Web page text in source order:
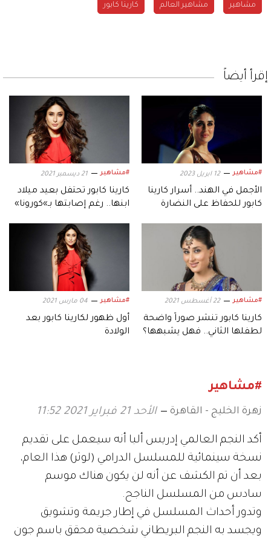
مشاهير مشاهير العالم كارينا كابور
إقرأ أيضاً
#مشاهير 12 ابريل 2023
الأجمل في الهند.. أسرار كارينا
كابور للحفاظ على النضارة
#مشاهير 21 ديسمبر 2021
كارينا كابور تحتفل بعيد ميلاد
ابنها.. رغم إصابتها بـ»كورونا»
#مشاهير 22 أغسطس 2021
كارينا كابور تنشر صوراً واضحة
لطفلها الثاني.. فهل يشبهها؟
#مشاهير 04 مارس 2021
أول ظهور لكارينا كابور بعد
الولادة
#مشاهير
زهرة الخليج - القاهرة الأحد 21 فبراير 2021 11:52
أكد النجم العالمي إدريس ألبا أنه سيعمل على تقديم
نسخة سينمائية للمسلسل الدرامي (لوثر) هذا العام،
بعد أن تم الكشف عن أنه لن يكون هناك موسم
سادس من المسلسل الناجح.
وتدور أحداث المسلسل في إطار جريمة وتشويق
ويجسد به النجم البريطاني شخصية محقق باسم جون